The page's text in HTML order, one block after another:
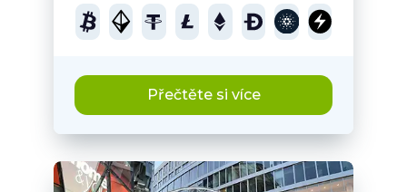
Přečtěte si více